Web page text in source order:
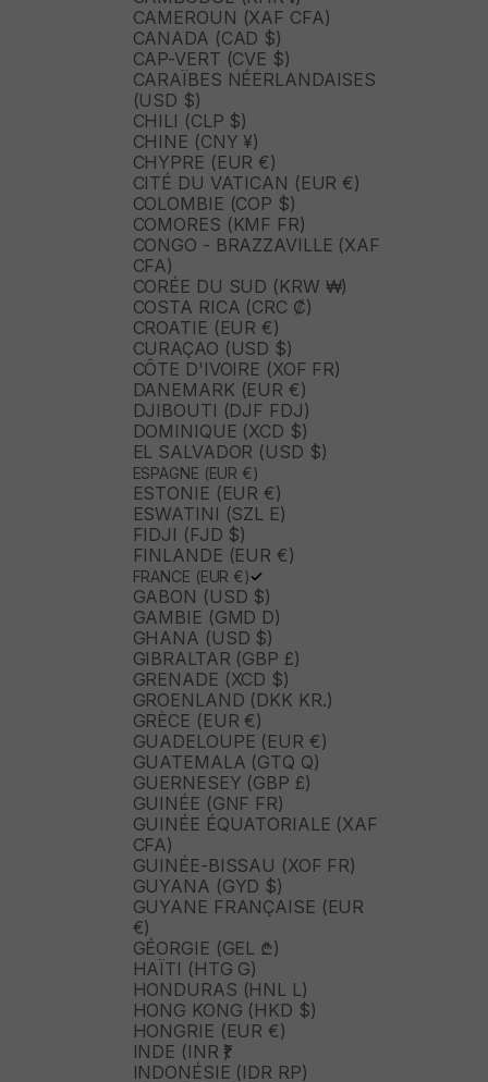
CAMEROUN (XAF CFA)
CANADA (CAD $)
CAP-VERT (CVE $)
CARAÏBES NÉERLANDAISES
(USD $)
CHILI (CLP $)
CHINE (CNY ¥)
CHYPRE (EUR €)
CITÉ DU VATICAN (EUR €)
COLOMBIE (COP $)
COMORES (KMF FR)
CONGO - BRAZZAVILLE (XAF
CFA)
CORÉE DU SUD (KRW ₩)
COSTA RICA (CRC ₡)
CROATIE (EUR €)
CURAÇAO (USD $)
CÔTE D'IVOIRE (XOF FR)
DANEMARK (EUR €)
DJIBOUTI (DJF FDJ)
DOMINIQUE (XCD $)
EL SALVADOR (USD $)
ESPAGNE (EUR €)
ESTONIE (EUR €)
ESWATINI (SZL E)
FIDJI (FJD $)
FINLANDE (EUR €)
FRANCE (EUR €)
GABON (USD $)
GAMBIE (GMD D)
GHANA (USD $)
GIBRALTAR (GBP £)
GRENADE (XCD $)
GROENLAND (DKK KR.)
GRÈCE (EUR €)
GUADELOUPE (EUR €)
GUATEMALA (GTQ Q)
GUERNESEY (GBP £)
GUINÉE (GNF FR)
GUINÉE ÉQUATORIALE (XAF
CFA)
GUINÉE-BISSAU (XOF FR)
GUYANA (GYD $)
GUYANE FRANÇAISE (EUR
€)
GÉORGIE (GEL ₾)
HAÏTI (HTG G)
HONDURAS (HNL L)
HONG KONG (HKD $)
HONGRIE (EUR €)
INDE (INR ₹)
INDONÉSIE (IDR RP)